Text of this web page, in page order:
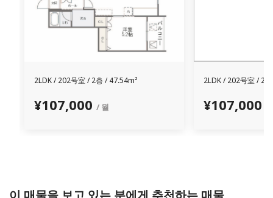
2LDK /202号室 /2층 / 47.54m²
¥107,000 / 월
2LDK /202号室 /2층
¥107,000